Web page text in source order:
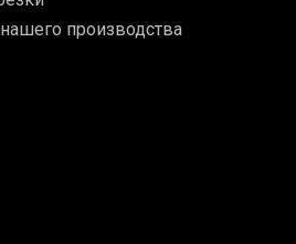
производства